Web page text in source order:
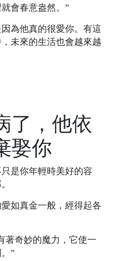
會春意盎然。”
為他真的很愛你。有這
未來的生活也會越來越
了，他依
娶你
是你年輕時美好的容
如真金一般，經得起各
著奇妙的魔力，它使一
”